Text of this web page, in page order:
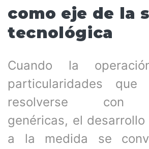
como eje de la
tecnológica
Cuando la
particularidades que
resolverse con
genéricas, el
a la medida se